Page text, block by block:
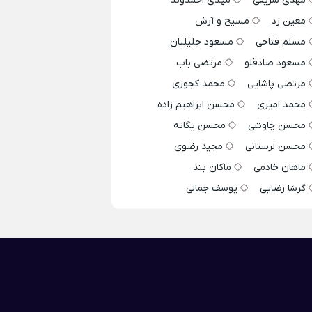
معین زد
مسیح و آرش
مسلم فتاحی
مسعود جلیلیان
مسعود صادقلو
مرتضی باب
مرتضی پاشایی
محمد کجوری
محمد امیری
محسن ابراهیم زاده
محسن چاوشی
محسن یگانه
محسن لرستانی
مجید رضوی
ماهان خادمی
ماکان بند
گرشا رضایی
یوسف جمالی